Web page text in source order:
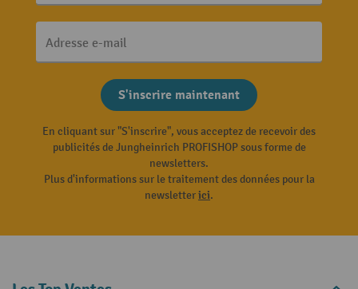
Adresse e-mail
S'inscrire maintenant
En cliquant sur "S'inscrire", vous acceptez de recevoir des
publicités de Jungheinrich PROFISHOP sous forme de
newsletters.
Plus d'informations sur le traitement des données pour la
newsletterici.